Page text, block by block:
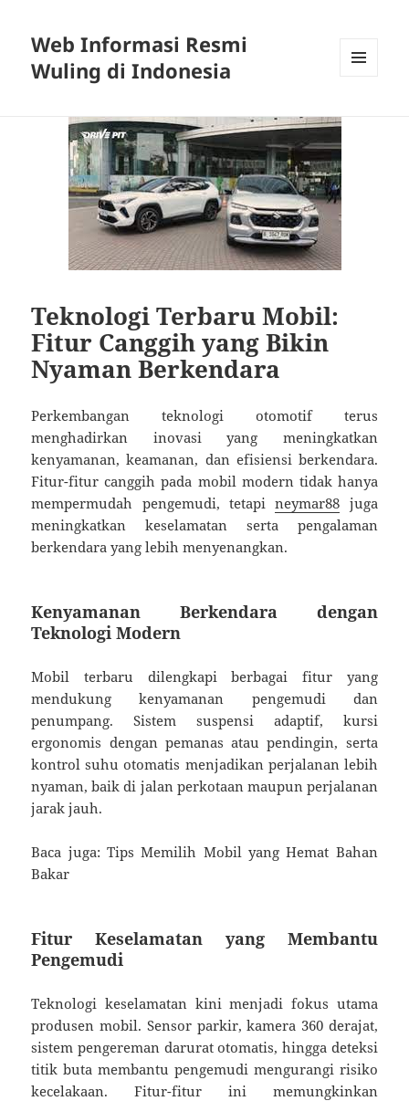
Web Informasi Resmi
Wuling di Indonesia
WIDGET
Teknologi Terbaru Mobil:
Fitur Canggih yang Bikin
Nyaman Berkendara
Perkembangan teknologi otomotif terus
menghadirkan inovasi yang meningkatkan
kenyamanan, keamanan, dan efisiensi berkendara.
Fitur-fitur canggih pada mobil modern tidak hanya
mempermudah pengemudi, tetapineymar88 juga
meningkatkan keselamatan serta pengalaman
berkendara yang lebih menyenangkan.
Kenyamanan Berkendara dengan
Teknologi Modern
Mobil terbaru dilengkapi berbagai fitur yang
mendukung kenyamanan pengemudi dan
penumpang. Sistem suspensi adaptif, kursi
ergonomis dengan pemanas atau pendingin, serta
kontrol suhu otomatis menjadikan perjalanan lebih
nyaman, baik di jalan perkotaan maupun perjalanan
jarak jauh.
Baca juga: Tips Memilih Mobil yang Hemat Bahan
Bakar
Fitur Keselamatan yang Membantu
Pengemudi
Teknologi keselamatan kini menjadi fokus utama
produsen mobil. Sensor parkir, kamera 360 derajat,
sistem pengereman darurat otomatis, hingga deteksi
titik buta membantu pengemudi mengurangi risiko
kecelakaan. Fitur-fitur ini memungkinkan